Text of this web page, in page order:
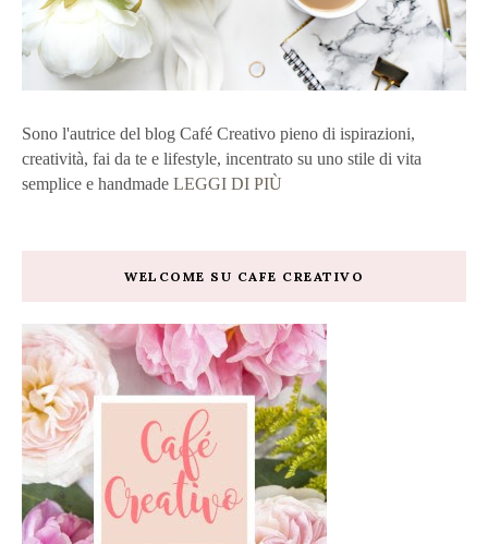
Sono l'autrice del blog Café Creativo pieno di ispirazioni,
creatività, fai da te e lifestyle, incentrato su uno stile di vita
semplice e handmade LEGGI DI PIÙ
WELCOME SU CAFE CREATIVO